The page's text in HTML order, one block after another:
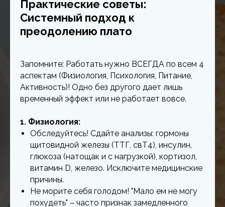
Практические советы:
Системный подход к
преодолению плато
Запомните: Работать нужно ВСЕГДА по всем 4
аспектам (Физиология, Психология, Питание,
Активность)! Одно без другого дает лишь
временный эффект или не работает вовсе.
1. Физиология:
Обследуйтесь! Сдайте анализы: гормоны
щитовидной железы (ТТГ, свТ4), инсулин,
глюкоза (натощак и с нагрузкой), кортизол,
витамин D, железо. Исключите медицинские
причины.
Не морите себя голодом! "Мало ем не могу
похудеть" – часто признак замедленного